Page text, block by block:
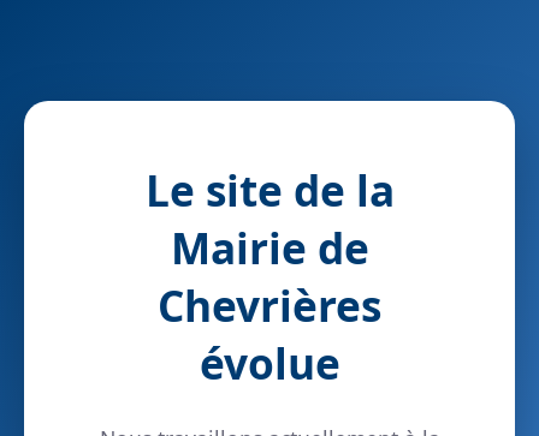
Le site de la
Mairie de
Chevrières
évolue